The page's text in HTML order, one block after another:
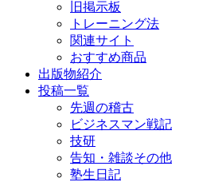
旧掲示板
トレーニング法
関連サイト
おすすめ商品
出版物紹介
投稿一覧
先週の稽古
ビジネスマン戦記
技研
告知・雑談その他
塾生日記